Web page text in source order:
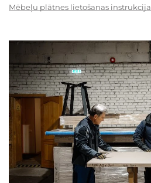
Mēbeļu plātnes lietošanas instrukcija